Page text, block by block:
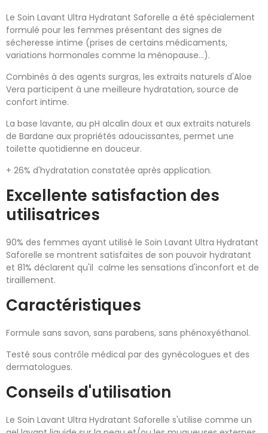
Le Soin Lavant Ultra Hydratant Saforelle a été spécialement
formulé pour les femmes présentant des signes de
sécheresse intime (prises de certains médicaments,
variations hormonales comme la ménopause...).
Combinés à des agents surgras, les extraits naturels d'Aloe
Vera participent à une meilleure hydratation, source de
confort intime.
La base lavante, au pH alcalin doux et aux extraits naturels
de Bardane aux propriétés adoucissantes, permet une
toilette quotidienne en douceur.
+ 26% d'hydratation constatée après application.
Excellente satisfaction des
utilisatrices
90% des femmes ayant utilisé le Soin Lavant Ultra Hydratant
Saforelle se montrent satisfaites de son pouvoir hydratant
et 81% déclarent qu'il calme les sensations d'inconfort et de
tiraillement.
Caractéristiques
Formule sans savon, sans parabens, sans phénoxyéthanol.
Testé sous contrôle médical par des gynécologues et des
dermatologues.
Conseils d'utilisation
Le Soin Lavant Ultra Hydratant Saforelle s'utilise comme un